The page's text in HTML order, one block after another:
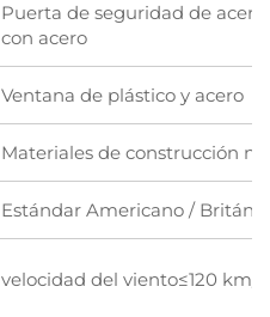
Puerta de seguridad de
con acero
Ventana de plástico y acero
Materiales de construcción
Estándar Americano /
velocidad del viento≤120 km/h